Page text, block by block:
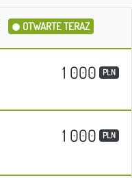
OTWARTE TERAZ
1 000 PLN
1 000 PLN